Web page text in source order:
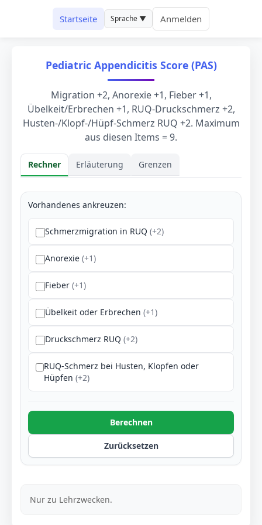
Startseite Sprache ▼ Anmelden
Pediatric Appendicitis Score (PAS)
Migration +2, Anorexie +1, Fieber +1,
Übelkeit/Erbrechen +1, RUQ-Druckschmerz +2,
Husten-/Klopf-/Hüpf-Schmerz RUQ +2. Maximum
aus diesen Items = 9.
Rechner Erläuterung Grenzen
Rechner
Vorhandenes ankreuzen:
Schmerzmigration in RUQ (+2)
Anorexie (+1)
Fieber (+1)
Übelkeit oder Erbrechen (+1)
Druckschmerz RUQ (+2)
RUQ-Schmerz bei Husten, Klopfen oder
Hüpfen(+2)
Berechnen
Zurücksetzen
Nur zu Lehrzwecken.